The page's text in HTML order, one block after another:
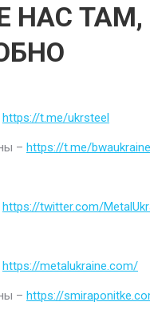
НАС ТАМ,
https://t.me/ukrsteel
– https://t.me/bwaukraine
https://twitter.com/
https://metalukraine.com/
– https://